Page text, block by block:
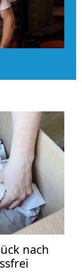
nach